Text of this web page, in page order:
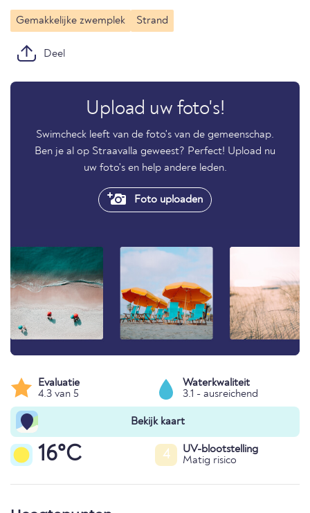
Gemakkelijke zwemplek Strand
Deel
Upload uw foto's!
Swimcheck leeft van de foto's van de gemeenschap.
Ben je al op Straavalla geweest? Perfect! Upload nu
uw foto's en help andere leden.
Foto uploaden
Evaluatie
4.3 van 5
Waterkwaliteit
3.1 - ausreichend
Bekijk kaart
16°C 4
UV-blootstelling
Matig risico